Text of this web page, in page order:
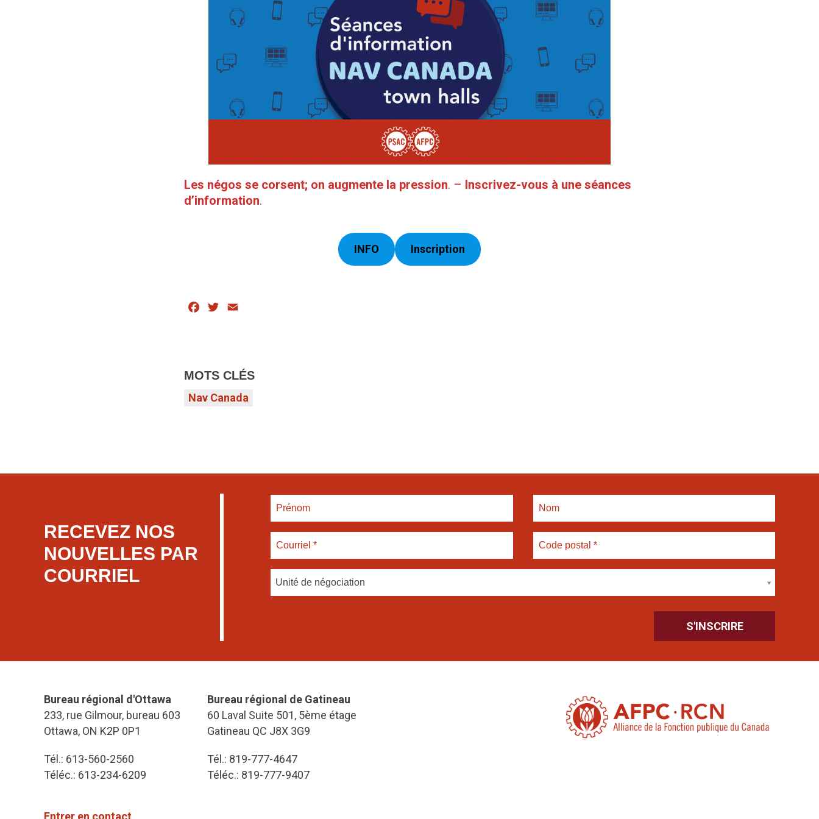
Les négos se corsent; on augmente la pression. – Inscrivez-vous à une séances
d’information.
INFO Inscription
Facebook
Twitter
MOTS CLÉS
Nav Canada
RECEVEZ NOS
NOUVELLES PAR
COURRIEL
Unité de négociation
Bureau régional d'Ottawa
233, rue Gilmour, bureau 603
Ottawa, ON K2P 0P1
Tél.: 613-560-2560
Téléc.: 613-234-6209
Bureau régional de Gatineau
60 Laval Suite 501, 5ème étage
Gatineau QC J8X 3G9
Tél.: 819-777-4647
Téléc.: 819-777-9407
Entrer en contact